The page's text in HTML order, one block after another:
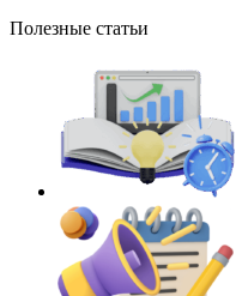
Полезные статьи